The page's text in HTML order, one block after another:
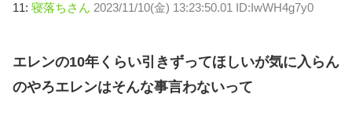
11: 寝落ちさん 2023/11/10(金) 13:23:50.01 ID:IwWH4g7y0
エレンの10年くらい引きずってほしいが気に入らん
のやろエレンはそんな事言わないって